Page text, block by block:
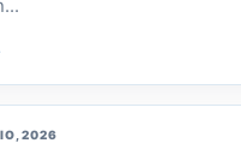
2026